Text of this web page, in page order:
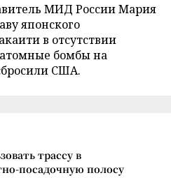
МИД России Мария
японского
в отсутствии
бомбы на
США.
трассу в
посадочную полосу